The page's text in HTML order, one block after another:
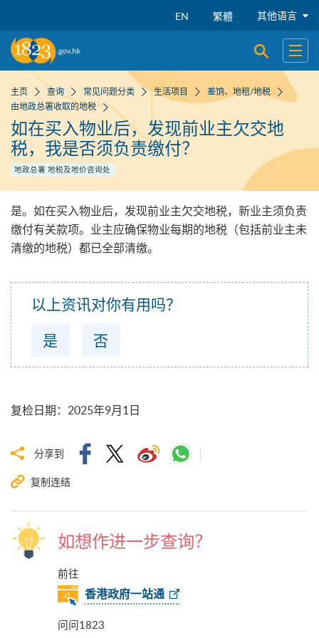
EN 繁體 其他语言
开启搜寻
开启
主页 查询 常见问题分类 生活项目
差饷、地租/地税
由地政总署收取的地税
如在买入物业后，发现前业主欠交地
税，我是否须负责缴付？
地政总署 地税及地价咨询处
是。如在买入物业后，发现前业主欠交地税，新业主须负责
缴付有关款项。业主应确保物业每期的地税（包括前业主未
清缴的地税）都已全部清缴。
以上资讯对你有用吗？
是
否
复检日期： 2025年9月1日
分享到
复制连结
如想作进一步查询？
前往
香港政府一站通
问问1823